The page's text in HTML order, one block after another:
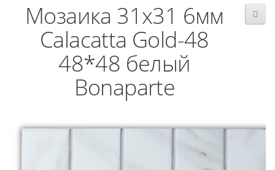
Мозаика 31x31 6мм
Calacatta Gold-48
48*48 белый
Bonaparte